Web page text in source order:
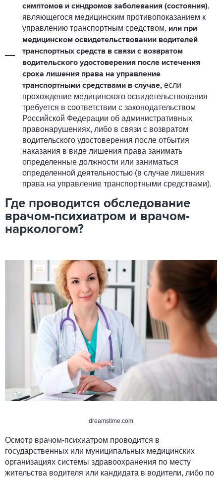
симптомов и синдромов заболевания (состояния),
являющегося медицинским противопоказанием к
управлению транспортным средством, или при
медицинском освидетельствовании водителей
транспортных средств в связи с возвратом
водительского удостоверения после истечения
срока лишения права на управление
транспортными средствами в случае, если
прохождение медицинского освидетельствования
требуется в соответствии с законодательством
Российской Федерации об административных
правонарушениях, либо в связи с возвратом
водительского удостоверения после отбытия
наказания в виде лишения права занимать
определенные должности или заниматься
определенной деятельностью (в случае лишения
права на управление транспортными средствами).
Где проводится обследование
врачом-психиатром и врачом-
наркологом?
dreamstime.com
Осмотр врачом-психиатром проводится в
государственных или муниципальных медицинских
организациях системы здравоохранения по месту
жительства водителя или кандидата в водители, либо по